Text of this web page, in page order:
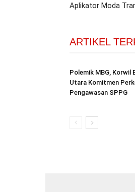
Aplikator Moda
ARTIKEL
Polemik MBG, Korwil
Utara Komitmen
Pengawasan SPPG